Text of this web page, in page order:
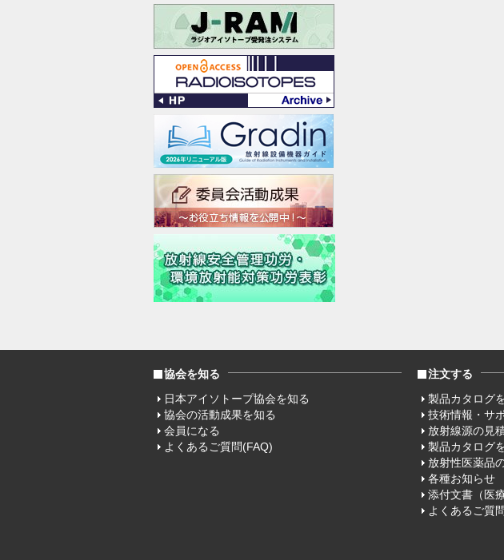
協会を知る
日本アイソトープ協会を知る
協会の活動成果を知る
会員になる
よくあるご質問(FAQ)
注文する
製品カタログ
技術情報・サ
放射線源の見
製品カタログ
放射性医薬品
各種お知らせ
添付文書（医
よくあるご質